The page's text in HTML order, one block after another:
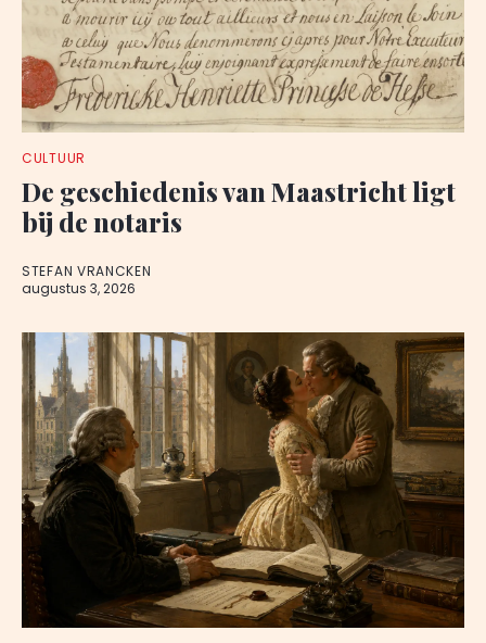
CULTUUR
De geschiedenis van Maastricht ligt
bij de notaris
STEFAN VRANCKEN
augustus 3, 2026